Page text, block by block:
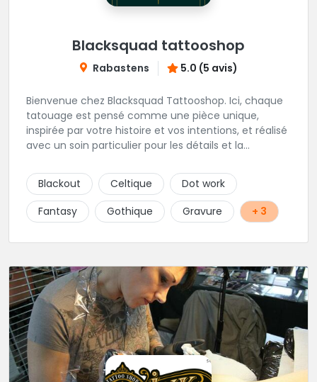
Blacksquad tattooshop
Rabastens 5.0 (5 avis)
Bienvenue chez Blacksquad Tattooshop. Ici, chaque
tatouage est pensé comme une pièce unique,
inspirée par votre histoire et vos intentions, et réalisé
avec un soin particulier pour les détails et la
talentueux, capables de travailler une large gamme
de styles, pour vous offrir des créations aussi variées
que chargées de sens. Tout au long de l’année, nous
accueillons également des guests venus d’horizons
bâtiment chargé d’histoire, Blacksquad Tattooshop
est un lieu où se mêlent intimité, créativité et bien-
être. Ici, on tatoue pour marquer la peau et l’âme. 🌐
RDV : https://www.blacksquad-
tattooshop.com/contact
Blackout Celtique
Dot work
Fantasy
Gothique Gravure + 3